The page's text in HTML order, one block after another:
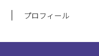
プロフィール